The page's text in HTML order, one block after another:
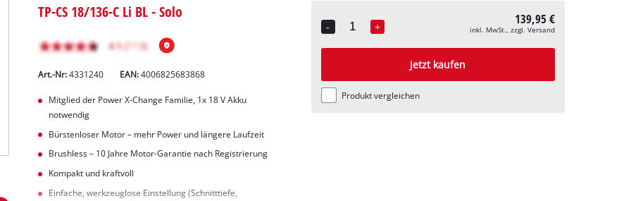
TP-CS 18/136-C Li BL - Solo
Art.-Nr:4331240 EAN:4006825683868
Mitglied der Power X-Change Familie, 1x 18 V Akku
notwendig
Bürstenloser Motor – mehr Power und längere Laufzeit
Brushless – 10 Jahre Motor-Garantie nach Registrierung
Kompakt und kraftvoll
Einfache, werkzeuglose Einstellung (Schnitttiefe,
-
Quantity
+ 139,95 €
inkl. MwSt., zzgl. Versand
Jetzt kaufen
Produkt vergleichen